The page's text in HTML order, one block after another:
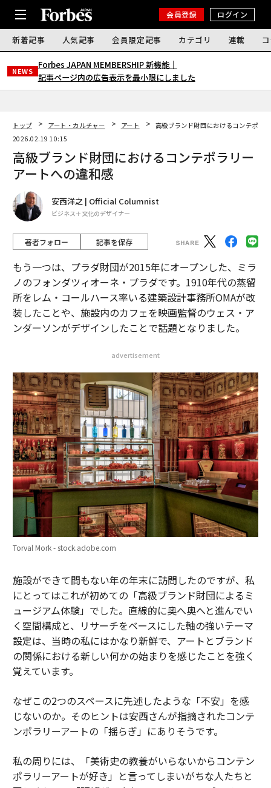
会員登録 ログイン
新着記事 人気記事 会員限定記事 カテゴリ 連載
NEWS
Forbes JAPAN MEMBERSHIP 新機能｜
記事ページ内の広告表示を最小限にしました
トップ アート・カルチャー アート
高級ブランド財団におけるコンテポラ
2026.02.19 10:15
高級ブランド財団におけるコンテポラリー
アートへの違和感
安西洋之 | Official Columnist
ビジネス＋文化のデザイナー
著者フォロー 記事を保存
もう一つは、プラダ財団が2015年にオープンした、ミラ
ノのフォンダツィオーネ・プラダです。1910年代の蒸留
所をレム・コールハース率いる建築設計事務所OMAが改
装したことや、施設内のカフェを映画監督のウェス・ア
ンダーソンがデザインしたことで話題となりました。
advertisement
Torval Mork - stock.adobe.com
施設ができて間もない年の年末に訪問したのですが、私
にとってはこれが初めての「高級ブランド財団によるミ
ュージアム体験」でした。直線的に奥へ奥へと進んでい
く空間構成と、リサーチをベースにした軸の強いテーマ
設定は、当時の私にはかなり新鮮で、アートとブランド
の関係における新しい何かの始まりを感じたことを強く
覚えています。
なぜこの2つのスペースに先述したような「不安」を感
じないのか。そのヒントは安西さんが指摘されたコンテ
ンポラリーアートの「揺らぎ」にありそうです。
私の周りには、「美術史の教養がいらないからコンテン
ポラリーアートが好き」と言ってしまいがちな人たちと